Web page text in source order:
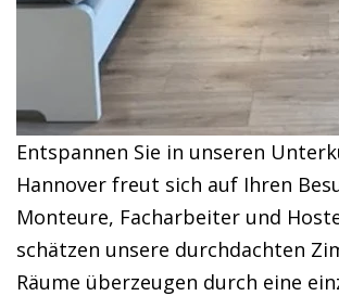
Entspannen Sie in unseren
Hannover freut sich auf Ihren
Monteure, Facharbeiter und
schätzen unsere durchdachten
Räume überzeugen durch eine